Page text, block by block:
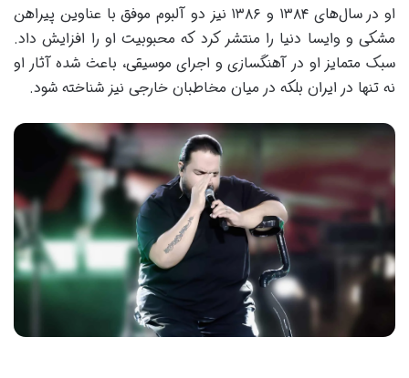
او در سال‌های ۱۳۸۴ و ۱۳۸۶ نیز دو آلبوم موفق با عناوین پیراهن
مشکی و وایسا دنیا را منتشر کرد که محبوبیت او را افزایش داد.
سبک متمایز او در آهنگسازی و اجرای موسیقی، باعث شده آثار او
نه تنها در ایران بلکه در میان مخاطبان خارجی نیز شناخته شود.